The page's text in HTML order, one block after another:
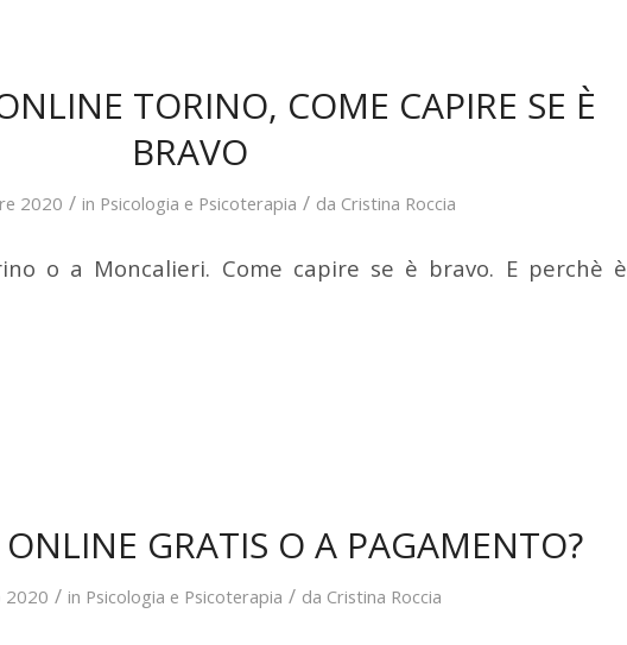
TORINO, COME CAPIRE SE È
BRAVO
2020 / in Psicologia e Psicoterapia / da Cristina Roccia
o a Moncalieri. Come capire se è bravo. E perchè è
GRATIS O A PAGAMENTO?
2020 / in Psicologia e Psicoterapia / da Cristina Roccia